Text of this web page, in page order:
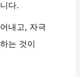
다.
내고, 자극
는 것이